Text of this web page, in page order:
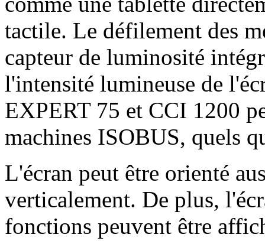
tactile. Le défilement des
capteur de luminosité
l'intensité lumineuse de
EXPERT 75 et CCI 1200
machines ISOBUS, quels
L'écran peut être orienté
verticalement. De plus,
fonctions peuvent être